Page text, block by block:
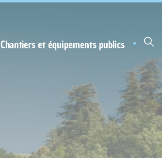
Chantiers et équipements publics